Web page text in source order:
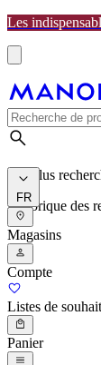
Les
Les plus
Historique des
FR
Magasins
Compte
Listes de
Panier